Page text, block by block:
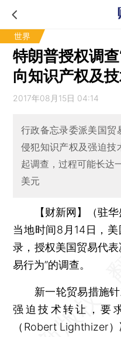
世界
特朗普授权调
向知识产权及
2017年08月15日 04:14
行政备忘录委派美国贸
侵犯知识产权及强迫技
起调查，过程可能长达
美元
【财新网】（驻
当地时间8月14日，美
录，授权美国贸易代
易行为”的调查。
新一轮贸易措施针
强迫技术转让，要
（Robert Lighthizer